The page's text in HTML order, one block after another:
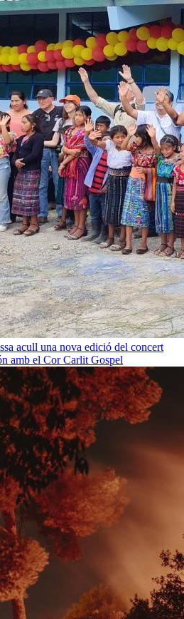
acull una nova edició del concert
amb el Cor Carlit Gospel